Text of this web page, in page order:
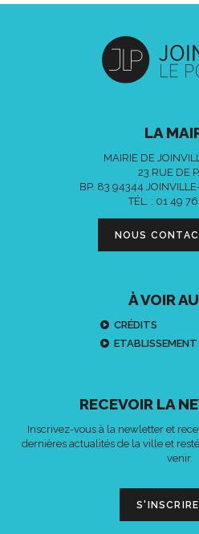
LA
MAIRIE DE
23 RUE DE
BP. 83 94344
TÉL. : 01 49
NOUS
À VOIR
CRÉDITS
RECEVOIR LA
Inscrivez-vous à la newletter et
dernières actualités de la ville et
venir.
S'INSCRIRE